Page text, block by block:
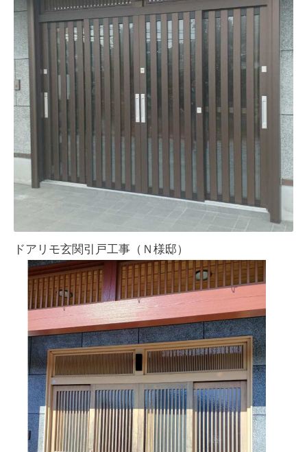
ドアリモ玄関引戸工事（Ｎ様邸）